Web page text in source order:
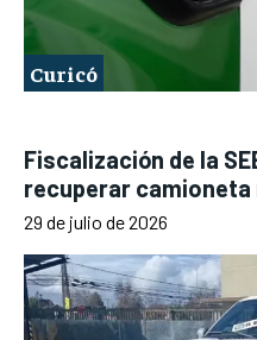
Curicó
Fiscalización de la
recuperar camioneta
29 de julio de 2026